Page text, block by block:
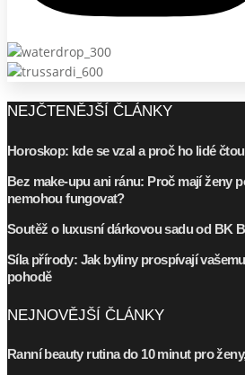
NEJČTENĚJŠÍ ČLÁNKY
Horoskop: kde se vzal a proč ho lidé čtou
Bez make-upu ani ránu: Proč mají ženy
nemohou fungovat?
Soutěž o luxusní dárkovou sadu od BK
Síla přírody: Jak byliny prospívají
pohodě
NEJNOVĚJŠÍ ČLÁNKY
Ranní beauty rutina do 10 minut pro